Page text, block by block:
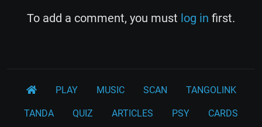
To add a comment, you must log in first.
PLAY MUSIC SCAN TANGOLINK
TANDA QUIZ ARTICLES PSY CARDS